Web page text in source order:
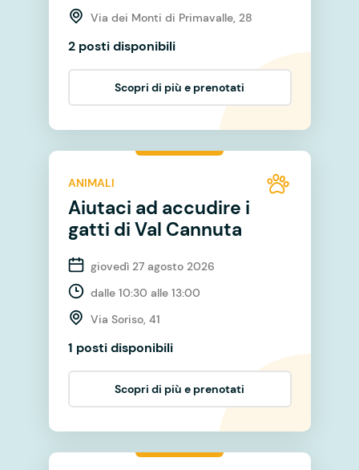
Via dei Monti di Primavalle, 28
2 posti disponibili
Scopri di più e prenotati
ANIMALI
Aiutaci ad accudire i
gatti di Val Cannuta
giovedì 27 agosto 2026
dalle 10:30 alle 13:00
Via Soriso, 41
1 posti disponibili
Scopri di più e prenotati